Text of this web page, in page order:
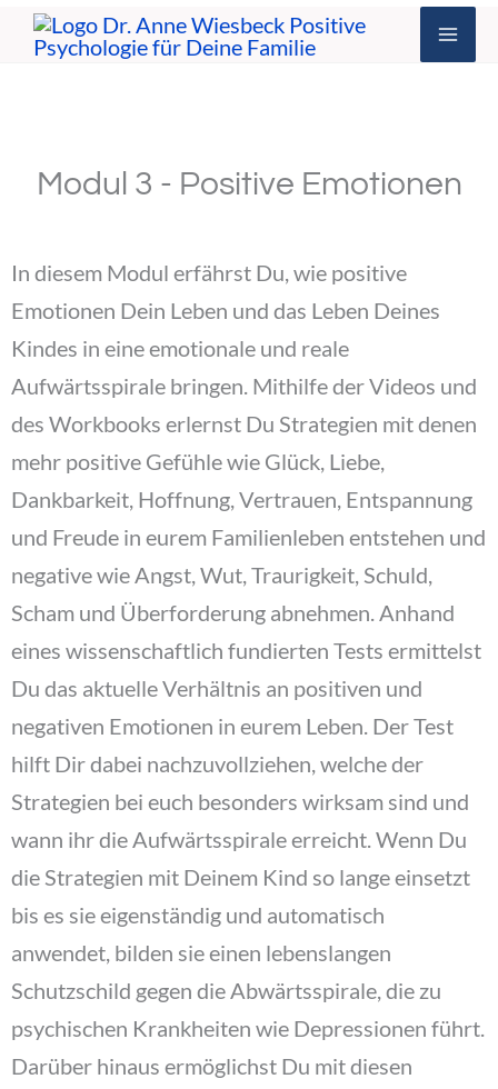
Zum
Inhalt
Modul 3 - Positive Emotionen
In diesem Modul erfährst Du, wie positive
Emotionen Dein Leben und das Leben Deines
Kindes in eine emotionale und reale
Aufwärtsspirale bringen. Mithilfe der Videos und
des Workbooks erlernst Du Strategien mit denen
mehr positive Gefühle wie Glück, Liebe,
Dankbarkeit, Hoffnung, Vertrauen, Entspannung
und Freude in eurem Familienleben entstehen und
negative wie Angst, Wut, Traurigkeit, Schuld,
Scham und Überforderung abnehmen. Anhand
eines wissenschaftlich fundierten Tests ermittelst
Du das aktuelle Verhältnis an positiven und
negativen Emotionen in eurem Leben. Der Test
hilft Dir dabei nachzuvollziehen, welche der
Strategien bei euch besonders wirksam sind und
wann ihr die Aufwärtsspirale erreicht. Wenn Du
die Strategien mit Deinem Kind so lange einsetzt
bis es sie eigenständig und automatisch
anwendet, bilden sie einen lebenslangen
Schutzschild gegen die Abwärtsspirale, die zu
psychischen Krankheiten wie Depressionen führt.
Darüber hinaus ermöglichst Du mit diesen